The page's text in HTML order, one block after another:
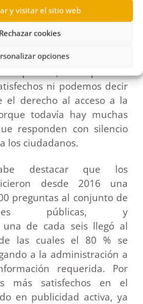
y visitar el sitio web
Rechazar cookies
opciones
con el que logramos las
a todo el sector público
a unos niveles de
ni podemos decir
el derecho al acceso a la
todavía hay muchas
responden con silencio
los ciudadanos.
destacar que los
desde 2016 una
preguntas al conjunto de
públicas, y
una de cada seis llegó al
las cuales el 80 % se
a la administración a
requerida. Por
más satisfechos en el
en publicidad activa, ya